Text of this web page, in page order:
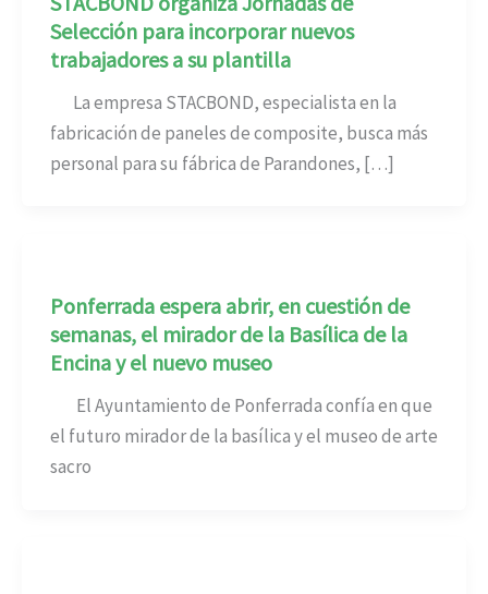
Selección para incorporar nuevos
trabajadores a su plantilla
La empresa STACBOND, especialista en la
fabricación de paneles de composite, busca más
personal para su fábrica de Parandones, […]
Ponferrada espera abrir, en cuestión de
semanas, el mirador de la Basílica de la
Encina y el nuevo museo
El Ayuntamiento de Ponferrada confía en que
el futuro mirador de la basílica y el museo de arte
sacro